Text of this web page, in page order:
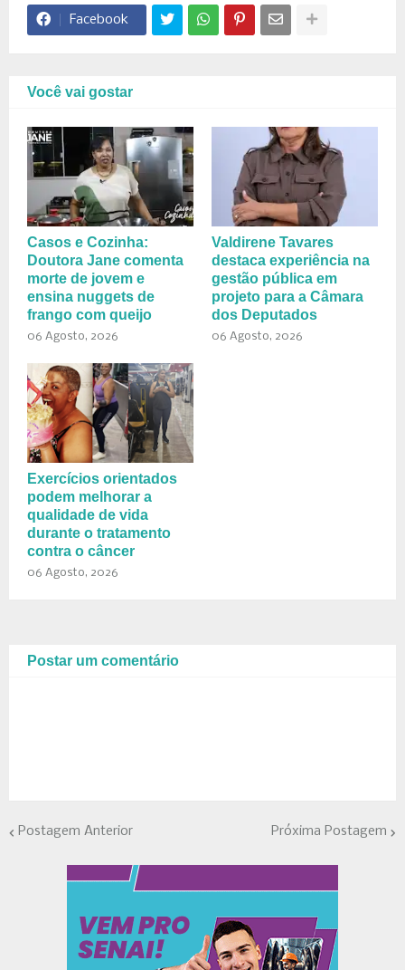
Facebook
Você vai gostar
Casos e Cozinha:
Doutora Jane comenta
morte de jovem e
ensina nuggets de
frango com queijo
06 Agosto, 2026
Valdirene Tavares
destaca experiência na
gestão pública em
projeto para a Câmara
dos Deputados
06 Agosto, 2026
Exercícios orientados
podem melhorar a
qualidade de vida
durante o tratamento
contra o câncer
06 Agosto, 2026
Postar um comentário
Postagem Anterior Próxima Postagem